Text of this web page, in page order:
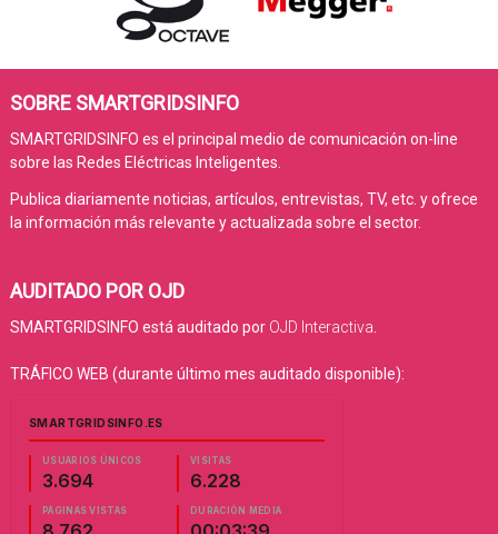
SOBRE SMARTGRIDSINFO
SMARTGRIDSINFO es el principal medio de comunicación on-line
sobre las Redes Eléctricas Inteligentes.
Publica diariamente noticias, artículos, entrevistas, TV, etc. y ofrece
la información más relevante y actualizada sobre el sector.
AUDITADO POR OJD
SMARTGRIDSINFO está auditado por OJD Interactiva
TRÁFICO WEB (durante último mes auditado disponible):